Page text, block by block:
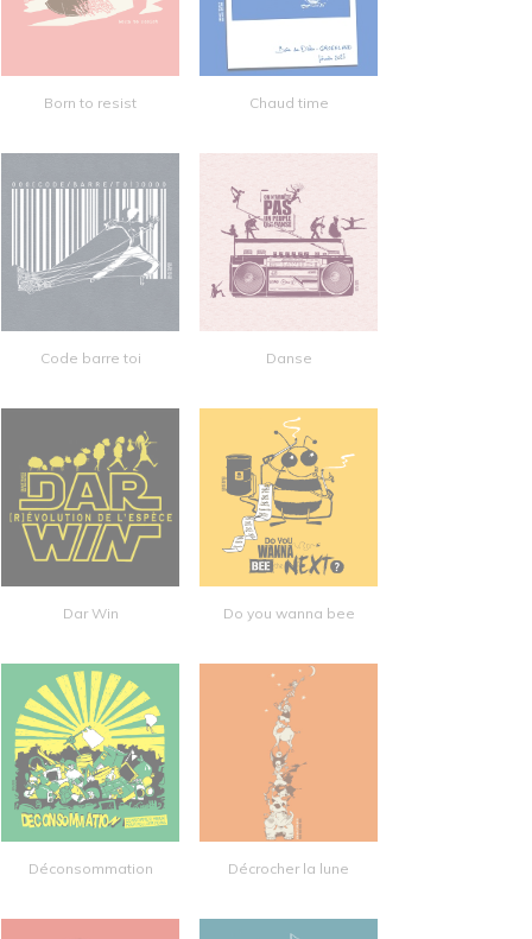
Born to resist Chaud time
Code barre toi Danse
Dar Win Do you wanna bee
Déconsommation Décrocher la lune